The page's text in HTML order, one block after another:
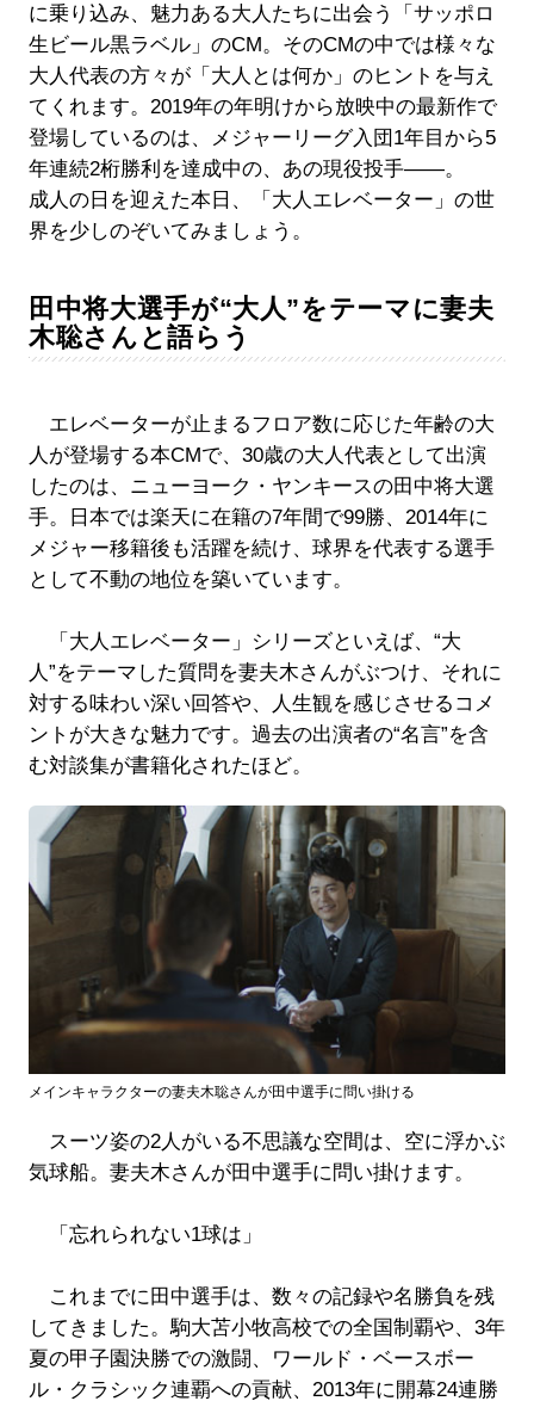
に乗り込み、魅力ある大人たちに出会う「サッポロ
生ビール黒ラベル」のCM。そのCMの中では様々な
大人代表の方々が「大人とは何か」のヒントを与え
てくれます。2019年の年明けから放映中の最新作で
登場しているのは、メジャーリーグ入団1年目から5
年連続2桁勝利を達成中の、あの現役投手――。
成人の日を迎えた本日、「大人エレベーター」の世
界を少しのぞいてみましょう。
田中将大選手が“大人”をテーマに妻夫
木聡さんと語らう
エレベーターが止まるフロア数に応じた年齢の大
人が登場する本CMで、30歳の大人代表として出演
したのは、ニューヨーク・ヤンキースの田中将大選
手。日本では楽天に在籍の7年間で99勝、2014年に
メジャー移籍後も活躍を続け、球界を代表する選手
として不動の地位を築いています。
「大人エレベーター」シリーズといえば、“大
人”をテーマした質問を妻夫木さんがぶつけ、それに
対する味わい深い回答や、人生観を感じさせるコメ
ントが大きな魅力です。過去の出演者の“名言”を含
む対談集が書籍化されたほど。
メインキャラクターの妻夫木聡さんが田中選手に問い掛ける
スーツ姿の2人がいる不思議な空間は、空に浮かぶ
気球船。妻夫木さんが田中選手に問い掛けます。
「忘れられない1球は」
これまでに田中選手は、数々の記録や名勝負を残
してきました。駒大苫小牧高校での全国制覇や、3年
夏の甲子園決勝での激闘、ワールド・ベースボー
ル・クラシック連覇への貢献、2013年に開幕24連勝